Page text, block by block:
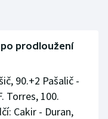
po prodloužení
90.+2 Pašalič -
Torres, 100.
Cakir - Duran,